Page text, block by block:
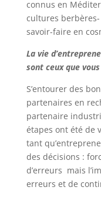
connus en
cultures berbères-
savoir-faire en
La vie
sont ceux que
S’entourer des
partenaires en
partenaire
étapes ont été de
tant
des décisions :
d’erreurs mais
erreurs et de